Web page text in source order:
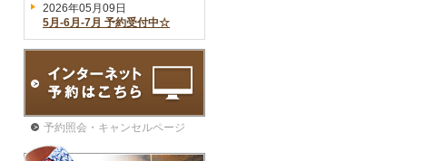
2026年05月09日
5月-6月-7月 予約受付中☆
予約照会・キャンセルページ